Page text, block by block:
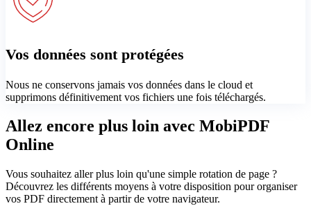
Vos données sont protégées
Nous ne conservons jamais vos données dans le cloud et
supprimons définitivement vos fichiers une fois téléchargés.
Allez encore plus loin avec MobiPDF
Online
Vous souhaitez aller plus loin qu'une simple rotation de page ?
Découvrez les différents moyens à votre disposition pour organiser
vos PDF directement à partir de votre navigateur.